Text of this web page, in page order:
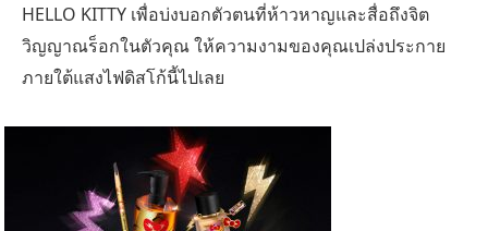
HELLO KITTY เพื่อบ่งบอกตัวตนที่ห้าวหาญและสื่อถึงจิต
วิญญาณร็อกในตัวคุณให้ความงามของคุณเปล่งประกาย
ภายใต้แสงไฟดิสโก้นี้ไปเลย